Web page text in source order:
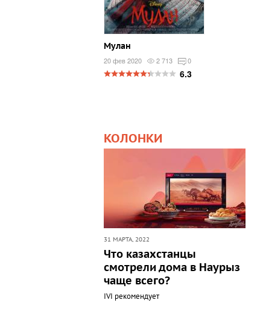
Мулан
20 фев 2020 2 713 0
6.3
КОЛОНКИ
31 МАРТА, 2022
Что казахстанцы
смотрели дома в Наурыз
чаще всего?
IVI рекомендует